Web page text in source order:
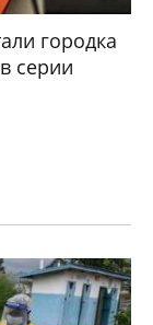
городка
серии